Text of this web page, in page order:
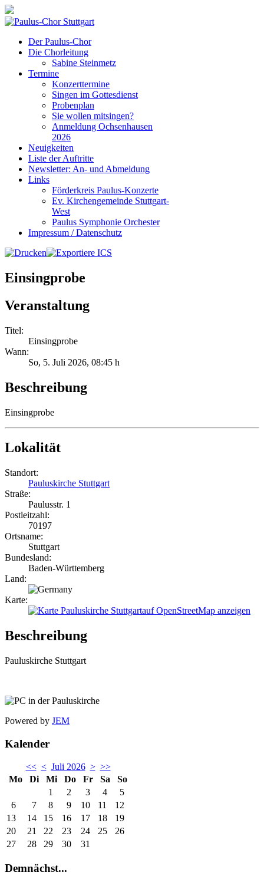
Der Paulus-Chor
Die Chorleitung
Sabine Steinmetz
Termine
Konzerttermine
Singen im Gottesdienst
Probenplan
Sie wollen mitsingen?
Anmeldung Ochsenhausen
2026
Neuigkeiten
Liste der Auftritte
Newsletter: An- und Abmeldung
Links
Förderkreis Paulus-Konzerte
Ev. Kirchengemeinde Stuttgart-
West
Paulus Symphonie Orchester
Impressum / Datenschutz
Einsingprobe
Veranstaltung
Titel:
Einsingprobe
Wann:
So, 5. Juli 2026, 08:45 h
Beschreibung
Einsingprobe
Lokalität
Standort:
Pauluskirche Stuttgart
Straße:
Paulusstr. 1
Postleitzahl:
70197
Ortsname:
Stuttgart
Bundesland:
Baden-Württemberg
Land:
Karte:
Pauluskirche Stuttgartauf OpenStreetMap anzeigen
Beschreibung
Pauluskirche Stuttgart
Powered by JEM
Kalender
<< < Juli 2026 > >>
Mo
Di Mi Do Fr Sa
So
1
2 3 4
5
6
7 8 9 10 11
12
13
14 15 16 17 18
19
20
21 22 23 24 25
26
27
28 29 30 31
Demnächst...